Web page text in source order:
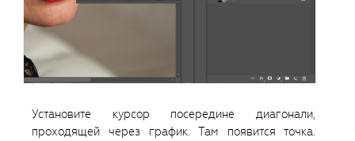
Установите курсор посередине диагонали,
проходящей через график. Там появится точка.